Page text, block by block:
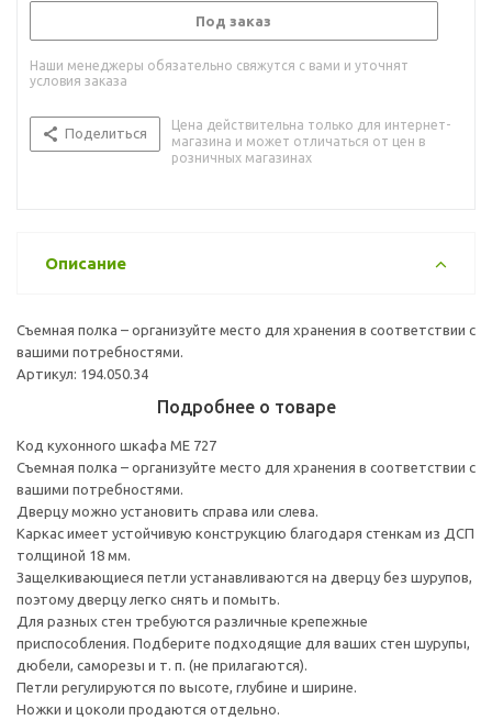
Под заказ
Наши менеджеры обязательно свяжутся с вами и уточнят
условия заказа
Поделиться
Цена действительна только для интернет-
магазина и может отличаться от цен в
розничных магазинах
Описание
Съемная полка – организуйте место для хранения в соответствии с
вашими потребностями.
Артикул: 194.050.34
Подробнее о товаре
Код кухонного шкафа ME 727
Съемная полка – организуйте место для хранения в соответствии с
вашими потребностями.
Дверцу можно установить справа или слева.
Каркас имеет устойчивую конструкцию благодаря стенкам из ДСП
толщиной 18 мм.
Защелкивающиеся петли устанавливаются на дверцу без шурупов,
поэтому дверцу легко снять и помыть.
Для разных стен требуются различные крепежные
приспособления. Подберите подходящие для ваших стен шурупы,
дюбели, саморезы и т. п. (не прилагаются).
Петли регулируются по высоте, глубине и ширине.
Ножки и цоколи продаются отдельно.